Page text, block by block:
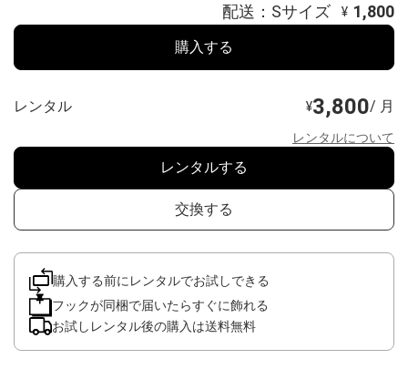
配送：Sサイズ ¥ 1,800
購入する
レンタル ¥3,800/ 月
レンタルについて
レンタルする
交換する
購入する前にレンタルでお試しできる
フックが同梱で届いたらすぐに飾れる
お試しレンタル後の購入は送料無料